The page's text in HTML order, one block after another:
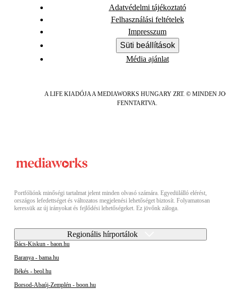
Adatvédelmi tájékoztató
Felhasználási feltételek
Impresszum
Süti beállítások
Média ajánlat
A LIFE KIADÓJA A MEDIAWORKS HUNGARY ZRT. © MINDEN
FENNTARTVA.
Portfóliónk minőségi tartalmat jelent minden olvasó számára. Egyedülálló elérést,
országos lefedettséget és változatos megjelenési lehetőséget biztosít. Folyamatosan
keressük az új irányokat és fejlődési lehetőségeket. Ez jövőnk záloga.
Regionális hírportálok
Bács-Kiskun - baon.hu
Baranya - bama.hu
Békés - beol.hu
Borsod-Abaúj-Zemplén - boon.hu